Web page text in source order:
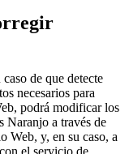
de que detecte
necesarios para
podrá modificar los
Naranjo a través de
Web, y, en su caso, a